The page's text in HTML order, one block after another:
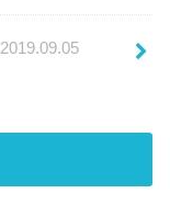
2019.09.05